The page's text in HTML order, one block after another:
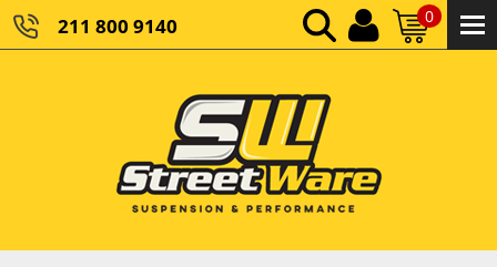
211 800 9140 0
ΚΑΘΑΡΌ ΣΎΝΟΛΟ:
ΤΕΛΙΚΌ ΣΎΝΟΛΟ:0,00 €